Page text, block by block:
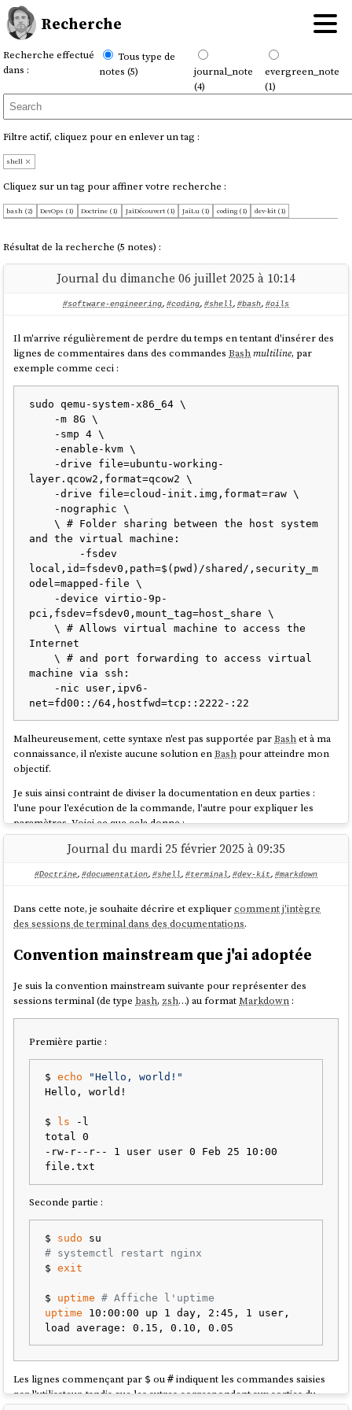
Recherche
Recherche effectué
dans :
Tous type de
notes (5)
journal_note
(4)
evergreen_note
(1)
Filtre actif, cliquez pour en enlever un tag :
shell
Cliquez sur un tag pour affiner votre recherche :
bash (2) DevOps (1) Doctrine (1) JaiDécouvert (1) JaiLu (1) coding (1)
dev-kit (1)
Résultat de la recherche (5 notes) :
Journal du dimanche 06 juillet 2025 à 10:14
#software-engineering, #coding, #shell, #bash, #oils
Il m'arrive régulièrement de perdre du temps en tentant d'insérer des
lignes de commentaires dans des commandesBash multiline, par
exemple comme ceci :
sudo qemu-system-x86_64 \
layer.qcow2,format=qcow2 \
    \ # Folder sharing between the host system
and the virtual machine:
local,id=fsdev0,path=$(pwd)/shared/,security_m
odel=mapped-file \
pci,fsdev=fsdev0,mount_tag=host_share \
    \ # Allows virtual machine to access the
Internet
    \ # and port forwarding to access virtual
machine via ssh:
Malheureusement, cette syntaxe n'est pas supportée parBashet à ma
connaissance, il n'existe aucune solution enBash pour atteindre mon
objectif.
Je suis ainsi contraint de diviser la documentation en deux parties :
l'une pour l'exécution de la commande, l'autre pour expliquer les
paramètres. Voici ce que cela donne :
sudo qemu-system-x86_64 \
    -m 8G \
    -enable-kvm \
    -drive file=ubuntu-working-
layer.qcow2,format=qcow2 \
    -nographic \
local,id=fsdev0,path=$(pwd)/shared/,security_m
odel=mapped-file \
    -device virtio-9p-
pci,fsdev=fsdev0,mount_tag=host_share \
# Here are some explanations of the parameters
# Folder sharing between the host system and
the virtual machine:
# ```
# -fsdev
local,id=fsdev0,path=$(pwd)/shared/,security_m
odel=mapped-file
# -device virtio-9p-
pci,fsdev=fsdev0,mount_tag=host_share
# ```
# Allows virtual machine to access the
Internet
# and port forwarding to access virtual
# ```
# -nic user,ipv6-
Journal du mardi 25 février 2025 à 09:35
#Doctrine, #documentation, #shell, #terminal, #dev-kit, #markdown
Dans cette note, je souhaite décrire et expliquercomment j'intègre
des sessions de terminal dans des documentations.
Convention mainstream que j'ai adoptée
Je suis la convention mainstream suivante pour représenter des
sessions terminal (de type bash, zsh…) au formatMarkdown :
Première partie :
$ echo
"Hello, world!"
Hello, world!
$ ls -l
total 0
-rw-r--r-- 1 user user 0 Feb 25 10:00
Seconde partie :
$ sudo
# systemctl restart nginx
$ exit
$ uptime
# Affiche l'uptime
uptime 10:00:00 up 1 day, 2:45, 1 user,
Les lignes commençant par $ ou# indiquent les commandes saisies
par l'utilisateur, tandis que les autres correspondent aux sorties du